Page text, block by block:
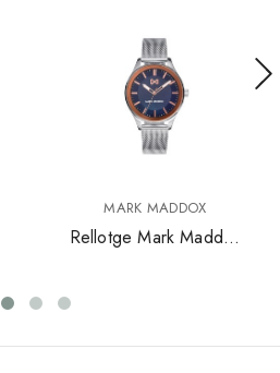
MARK MADDOX
Rellotge Mark Maddox